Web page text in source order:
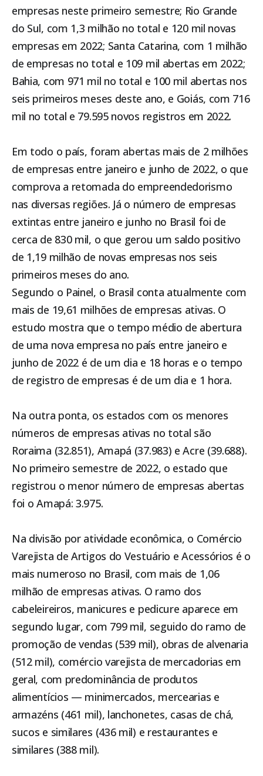
empresas neste primeiro semestre; Rio Grande
do Sul, com 1,3 milhão no total e 120 mil novas
empresas em 2022; Santa Catarina, com 1 milhão
de empresas no total e 109 mil abertas em 2022;
Bahia, com 971 mil no total e 100 mil abertas nos
seis primeiros meses deste ano, e Goiás, com 716
mil no total e 79.595 novos registros em 2022.
Em todo o país, foram abertas mais de 2 milhões
de empresas entre janeiro e junho de 2022, o que
comprova a retomada do empreendedorismo
nas diversas regiões. Já o número de empresas
extintas entre janeiro e junho no Brasil foi de
cerca de 830 mil, o que gerou um saldo positivo
de 1,19 milhão de novas empresas nos seis
primeiros meses do ano.
Segundo o Painel, o Brasil conta atualmente com
mais de 19,61 milhões de empresas ativas. O
estudo mostra que o tempo médio de abertura
de uma nova empresa no país entre janeiro e
junho de 2022 é de um dia e 18 horas e o tempo
de registro de empresas é de um dia e 1 hora.
Na outra ponta, os estados com os menores
números de empresas ativas no total são
Roraima (32.851), Amapá (37.983) e Acre (39.688).
No primeiro semestre de 2022, o estado que
registrou o menor número de empresas abertas
foi o Amapá: 3.975.
Na divisão por atividade econômica, o Comércio
Varejista de Artigos do Vestuário e Acessórios é o
mais numeroso no Brasil, com mais de 1,06
milhão de empresas ativas. O ramo dos
cabeleireiros, manicures e pedicure aparece em
segundo lugar, com 799 mil, seguido do ramo de
promoção de vendas (539 mil), obras de alvenaria
(512 mil), comércio varejista de mercadorias em
geral, com predominância de produtos
alimentícios — minimercados, mercearias e
armazéns (461 mil), lanchonetes, casas de chá,
sucos e similares (436 mil) e restaurantes e
similares (388 mil).